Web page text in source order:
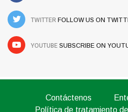
TWITTER FOLLOW US ON
YOUTUBE SUBSCRIBE ON
Contáctenos
Política de tratamiento